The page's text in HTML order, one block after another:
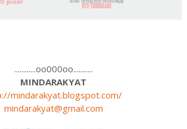
............oo000oo...........
MINDARAKYAT
mindarakyat.blogspot.com/
mindarakyat@gmail.com